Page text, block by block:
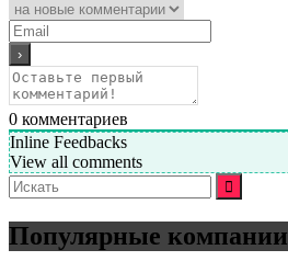
0 комментариев
Inline Feedbacks
View all comments
Искать:
Популярные компании